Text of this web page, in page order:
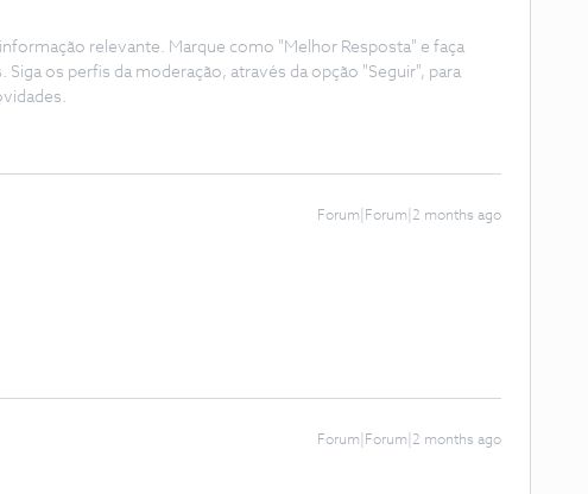
relevante. Marque como "Melhor Resposta" e faça
os perfis da moderação, através da opção "Seguir", para
Forum|Forum|2 months ago
Forum|Forum|2 months ago